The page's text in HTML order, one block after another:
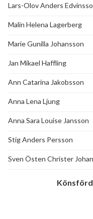
168
Lars-Olov Anders
Malin Helena Lagerberg
Marie Gunilla Johansson
Jan Mikael Haffling
Ann Catarina Jakobsson
Anna Lena Ljung
Anna Sara Louise Jansson
Stig Anders Persson
Sven Östen Christer